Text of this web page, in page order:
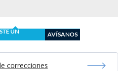
UN
AVÍSANOS
correcciones